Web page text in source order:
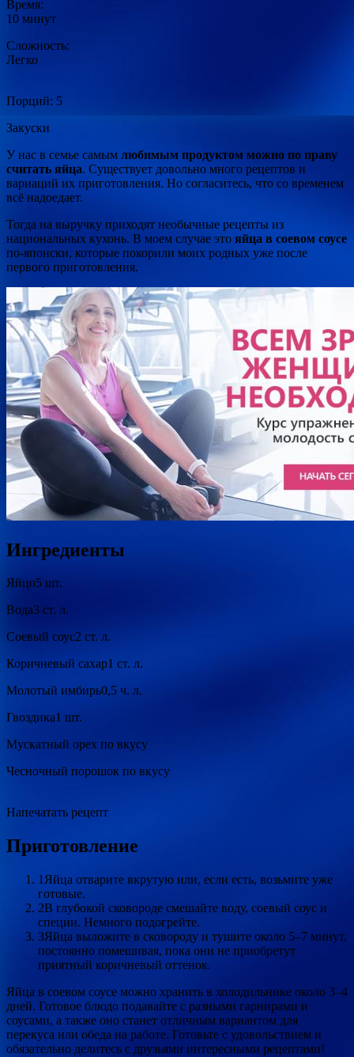
Время:
10 минут
Сложность:
Легко
Порций: 5
Закуски
У нас в семье самым любимым продуктом можно по праву
считать яйца. Существует довольно много рецептов и
вариаций их приготовления. Но согласитесь, что со временем
всё надоедает.
Тогда на выручку приходят необычные рецепты из
национальных кухонь. В моем случае это яйца в соевом соусе
по-японски, которые покорили моих родных уже после
первого приготовления.
Ингредиенты
Яйцо5 шт.
Вода3 ст. л.
Соевый соус2 ст. л.
Коричневый сахар1 ст. л.
Молотый имбирь0,5 ч. л.
Гвоздика1 шт.
Мускатный орех по вкусу
Чесночный порошок по вкусу
Напечатать рецепт
Приготовление
1Яйца отварите вкрутую или, если есть, возьмите уже
готовые.
2В глубокой сковороде смешайте воду, соевый соус и
специи. Немного подогрейте.
3Яйца выложите в сковороду и тушите около 5–7 минут,
постоянно помешивая, пока они не приобретут
приятный коричневый оттенок.
Яйца в соевом соусе можно хранить в холодильнике около 3–4
дней. Готовое блюдо подавайте с разными гарнирами и
соусами, а также оно станет отличным вариантом для
перекуса или обеда на работе. Готовьте с удовольствием и
обязательно делитесь с друзьями интересными рецептами!